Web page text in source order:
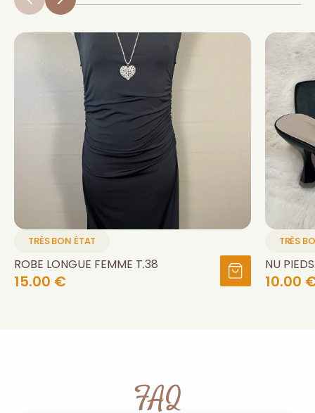
TRÈS BON ÉTAT
ROBE LONGUE FEMME T.38
15.00 €
TRÈS
NU
10.00
FAQ